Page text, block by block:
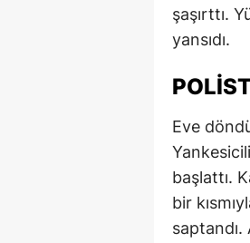
şaşırttı.
yansıdı.
Eve
başlattı.
bir
saptandı.